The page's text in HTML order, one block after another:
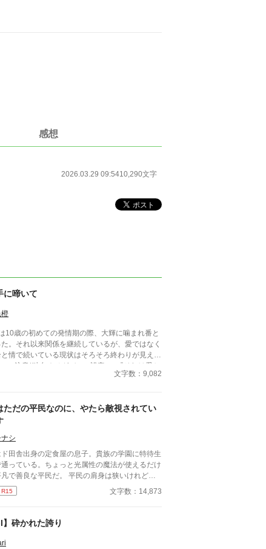
感想
2026.03.29 09:5410,290文字
に啼いて
10歳の初めての発情期の際、大輝に噛まれ番と
た。それ以来関係を継続しているが、愛ではなく
情で続いている現状はそろそろ終わりが見えて
。 ■注意*独自オメガバース設定。■『それは愛か
』と同じ世界設定です。関係は一切なし。
文字数：9,082
ただの平民なのに、やたら敵視されてい
シ
田舎出身の定食屋の息子。貴族の学園に特待生
っている。ちょっと光属性の魔法が使えるだけ
で善良な平民だ。 平民の肩身は狭いけれど、
周りにも馴染んできた所。 真面目に勉強を
るだけなのに、何故か公爵令嬢に目をつけられ
R15 文字数：14,873
】砕かれた誇り